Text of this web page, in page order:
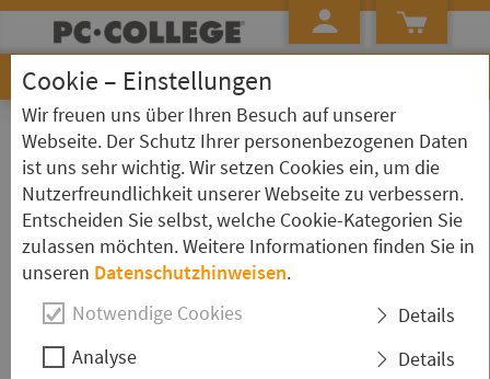
Startseite»Aktionsangebote
Aktionsangebote mit
Durchführungsgarantie
durchgeführt. Zudem erhalten Sie auf jedes Seminar
einen Aktions-Rabatt.
Cookie – Einstellungen
Wir freuen uns über Ihren Besuch auf unserer
Webseite. Der Schutz Ihrer personenbezogenen Daten
ist uns sehr wichtig. Wir setzen Cookies ein, um die
Nutzerfreundlichkeit unserer Webseite zu verbessern.
Entscheiden Sie selbst, welche Cookie-Kategorien Sie
zulassen möchten. Weitere Informationen finden Sie in
unseren Datenschutzhinweisen.
Notwendige Cookies
Details
Analyse
Details